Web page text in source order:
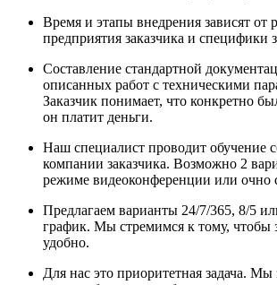
Время и этапы внедрения зависят от
предприятия заказчика и специфики
Составление стандартной
описанных работ с техническими
Заказчик понимает, что конкретно
он платит деньги.
Наш специалист проводит обучение
компании заказчика. Возможно 2
режиме видеоконференции или очно
Предлагаем варианты 24/7/365, 8/5
график. Мы стремимся к тому, чтобы
удобно.
Для нас это приоритетная задача. Мы